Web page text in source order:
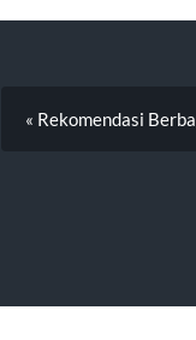
« Rekomendasi